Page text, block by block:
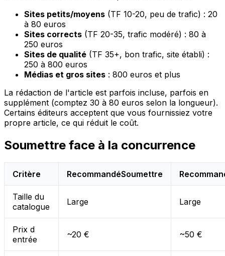
Sites petits/moyens (TF 10-20, peu de trafic) : 20
à 80 euros
Sites corrects (TF 20-35, trafic modéré) : 80 à
250 euros
Sites de qualité (TF 35+, bon trafic, site établi) :
250 à 800 euros
Médias et gros sites : 800 euros et plus
La rédaction de l'article est parfois incluse, parfois en
supplément (comptez 30 à 80 euros selon la longueur).
Certains éditeurs acceptent que vous fournissiez votre
propre article, ce qui réduit le coût.
Soumettre face à la concurrence
Critère RecommandéSoumettre
Taille du
catalogue
Large Large
Prix d
entrée
~20 € ~50 €